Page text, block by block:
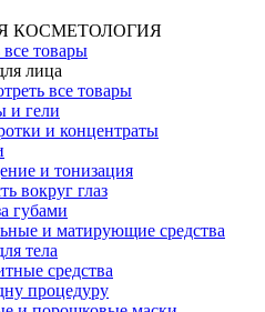
КОСМЕТОЛОГИЯ
товары
лица
все товары
и гели
и концентраты
и тонизация
вокруг глаз
губами
и матирующие средства
тела
средства
процедуру